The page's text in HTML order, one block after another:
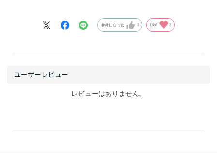
レビューはありません。
自身の体幹トレーニングにより可能性は無限大。
て、このRが３代目にあたります。
このブースティックRは、一言で言えば初代と２代目の
ューズに仕上がっています。中間と言うと、なんだか中
なことはありません。
まず初代から受け継いでいるのはラスト（木型）。ター
ッジング性能が帰ってきました。これはソールの硬さ
参考になった 3 Like! 2